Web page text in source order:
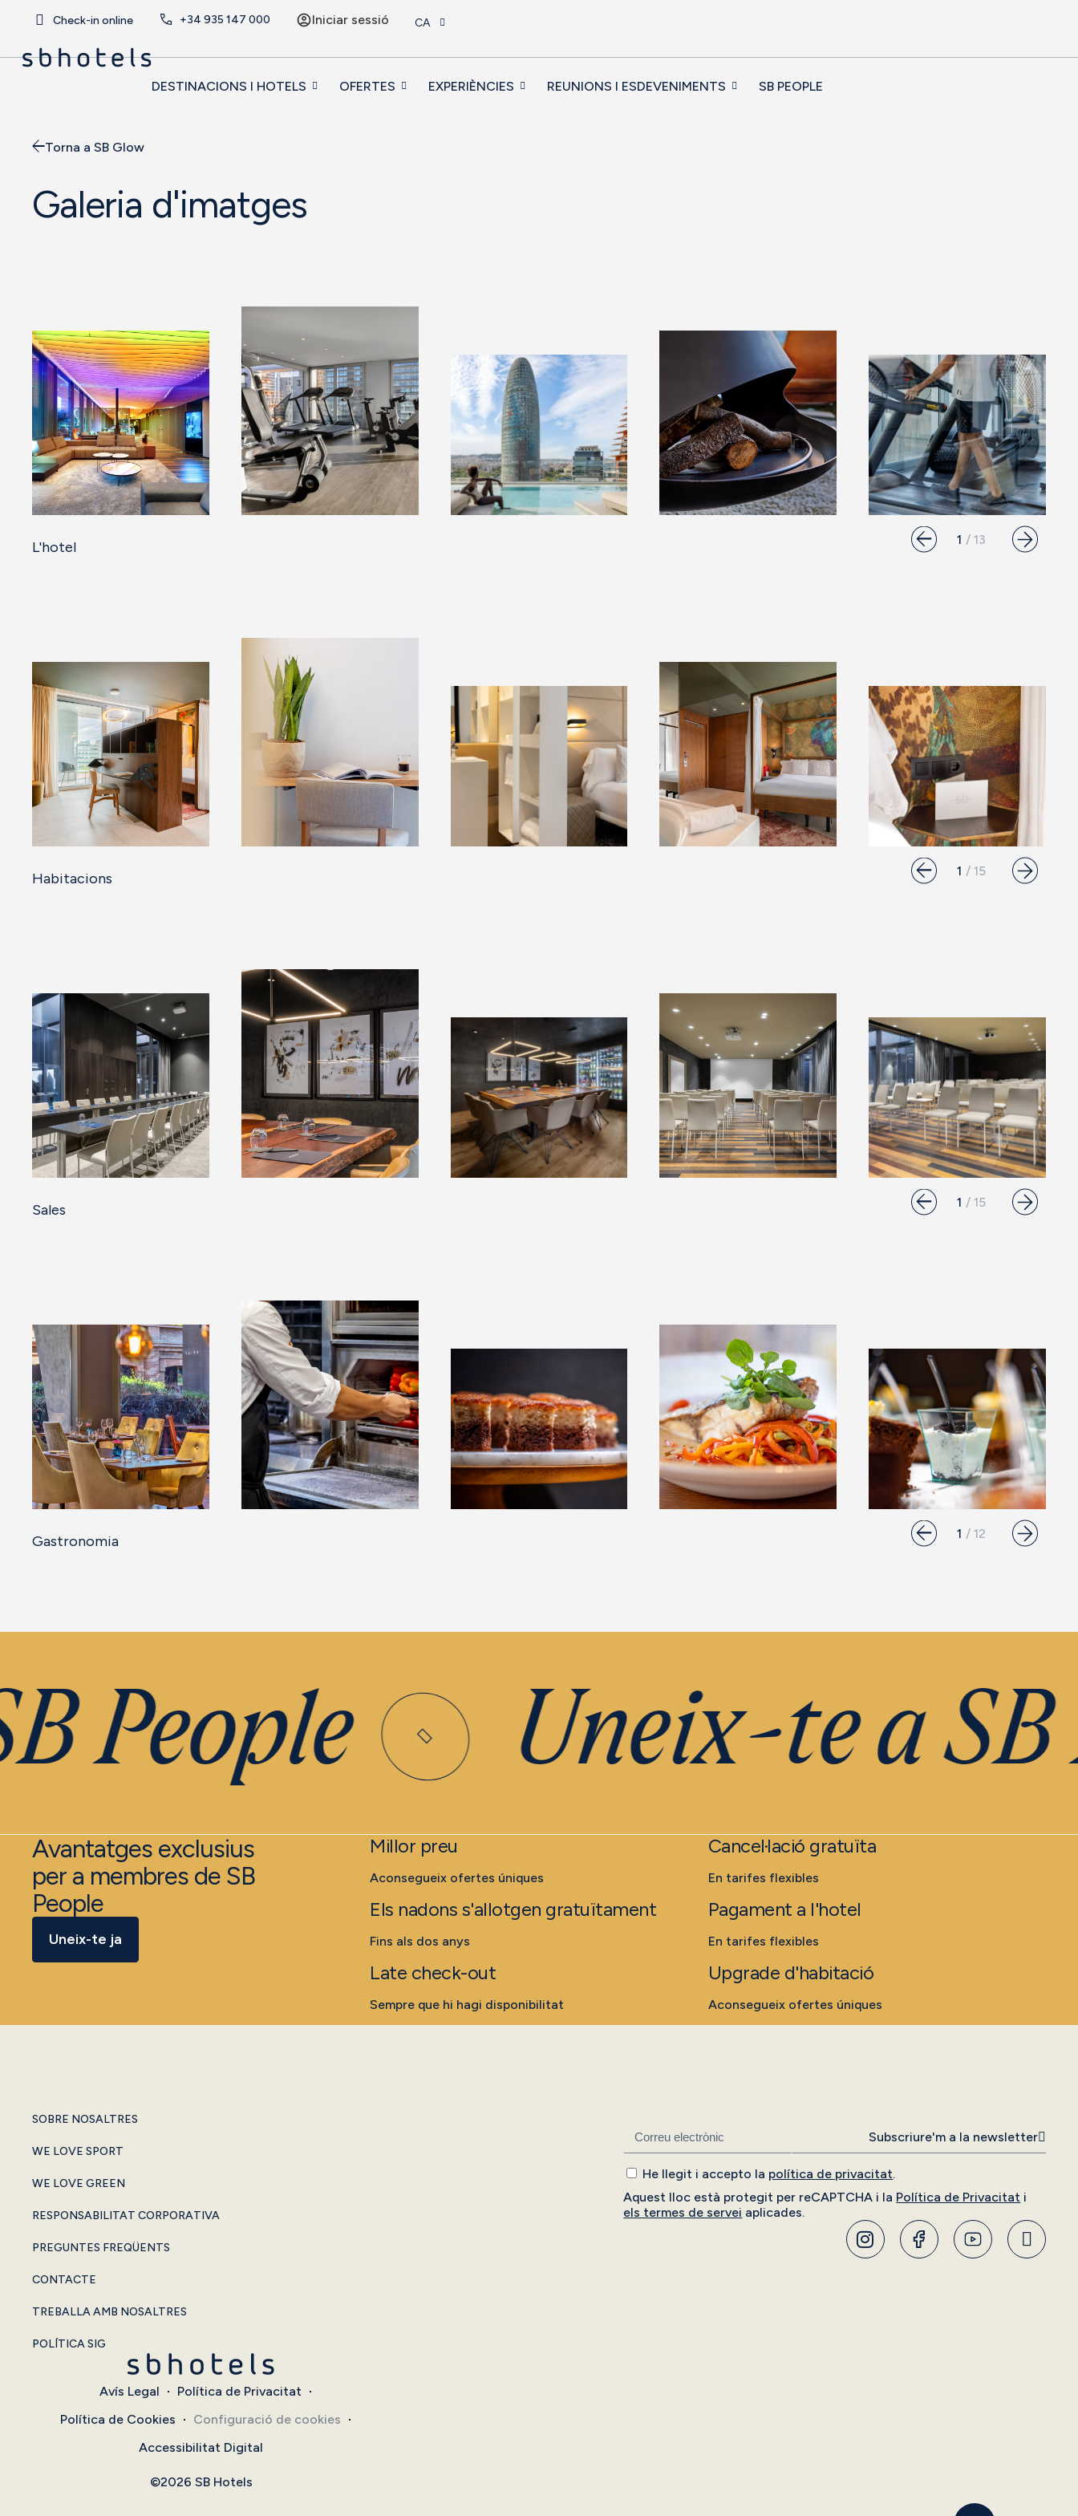
Check-in online +34 935 147 000 Iniciar sessió CA
DESTINACIONS I HOTELS OFERTES EXPERIÈNCIES REUNIONS I ESDEVENIMENTS SB PEOPLE
Torna a SB Glow
Galeria d'imatges
L'hotel
Habitacions
Sales
Gastronomia
People Uneix-te a SB
Avantatges exclusius
per a membres de SB
People
Uneix-te ja
Millor preu
Aconsegueix ofertes úniques
Els nadons s'allotgen gratuïtament
Fins als dos anys
Late check-out
Sempre que hi hagi disponibilitat
Cancel·lació gratuïta
En tarifes flexibles
Pagament a l'hotel
En tarifes flexibles
Upgrade d'habitació
Aconsegueix ofertes úniques
SOBRE NOSALTRES
WE LOVE SPORT
WE LOVE GREEN
RESPONSABILITAT CORPORATIVA
PREGUNTES FREQÜENTS
CONTACTE
TREBALLA AMB NOSALTRES
POLÍTICA SIG
He llegit i accepto la política de privacitat.
Aquest lloc està protegit per reCAPTCHA i la Política de Privacitat i
els termes de servei aplicades.
Subscriure'm a la newsletter
Avís Legal
Política de Privacitat
Política de Cookies
Configuració de cookies
Accessibilitat Digital
©2026 SB Hotels